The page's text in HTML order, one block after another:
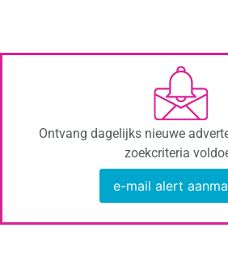
Ontvang dagelijks nieuwe
zoekcriteria
e-mail alert